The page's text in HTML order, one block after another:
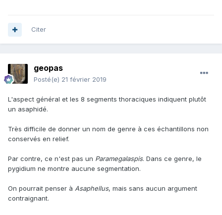
Citer
geopas
Posté(e) 21 février 2019
L'aspect général et les 8 segments thoraciques indiquent plutôt
un asaphidé.
Très difficile de donner un nom de genre à ces échantillons non
conservés en relief.
Par contre, ce n'est pas un Paramegalaspis. Dans ce genre, le
pygidium ne montre aucune segmentation.
On pourrait penser à Asaphellus, mais sans aucun argument
contraignant.